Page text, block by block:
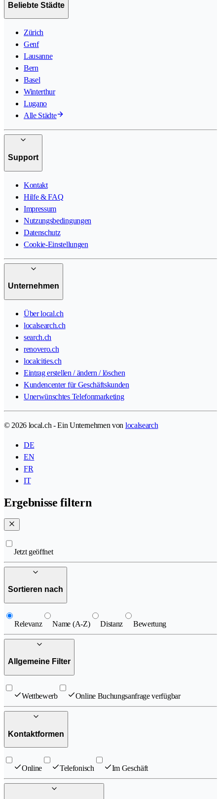
Beliebte Städte
Zürich
Genf
Lausanne
Bern
Basel
Winterthur
Lugano
Alle Städte
Support
Kontakt
Hilfe & FAQ
Impressum
Nutzungsbedingungen
Datenschutz
Cookie-Einstellungen
Unternehmen
Über local.ch
localsearch.ch
search.ch
renovero.ch
localcities.ch
Eintrag erstellen / ändern / löschen
Kundencenter für Geschäftskunden
Unerwünschtes Telefonmarketing
© 2026 local.ch - Ein Unternehmen von localsearch
DE
EN
FR
IT
Ergebnisse filtern
Jetzt geöffnet
Sortieren nach
Relevanz Name (A-Z) Distanz Bewertung
Allgemeine Filter
Wettbewerb Online Buchungsanfrage verfügbar
Kontaktformen
Online Telefonisch Im Geschäft